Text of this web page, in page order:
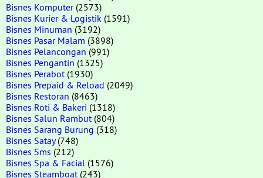
Bisnes Komputer(2573)
Bisnes Kurier & Logistik (1591)
Bisnes Minuman (3192)
Bisnes Pasar Malam (3898)
Bisnes Pelancongan (991)
Bisnes Pengantin (1325)
Bisnes Perabot (1930)
Bisnes Prepaid & Reload (2049)
Bisnes Restoran (8463)
Bisnes Roti & Bakeri (1318)
Bisnes Salun Rambut (804)
Bisnes Sarang Burung (318)
Bisnes Satay(748)
Bisnes Sms (212)
Bisnes Spa & Facial (1576)
Bisnes Steamboat (243)